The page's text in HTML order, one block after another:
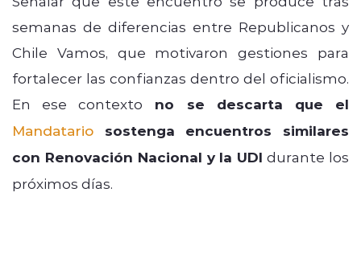
semanas de diferencias entre Republicanos y
Chile Vamos, que motivaron gestiones para
fortalecer las confianzas dentro del oficialismo.
En ese contexto no se descarta que el
Mandatario sostenga encuentros similares
con Renovación Nacional y la UDI durante los
próximos días.